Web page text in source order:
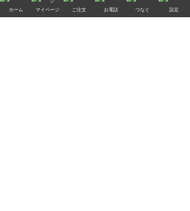
ホーム マイページ ご注文 お電話 つなぐ 設定